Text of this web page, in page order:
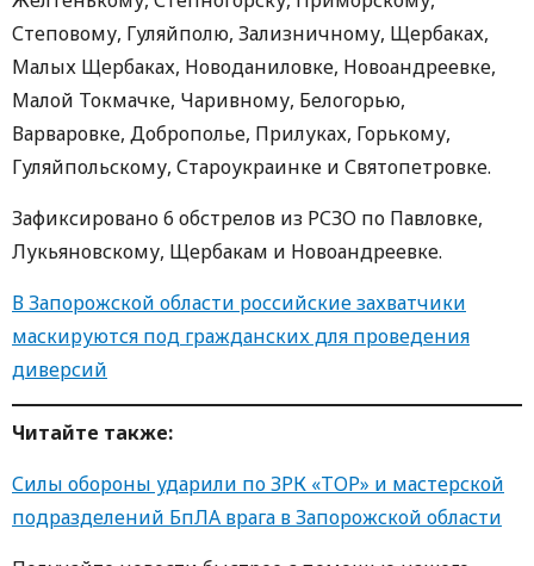
Степовому, Гуляйполю, Зализничному, Щербаках,
Малых Щербаках, Новоданиловке, Новоандреевке,
Малой Токмачке, Чаривному, Белогорью,
Варваровке, Доброполье, Прилуках, Горькому,
Гуляйпольскому, Староукраинке и Святопетровке.
Зафиксировано 6 обстрелов из РСЗО по Павловке,
Лукьяновскому, Щербакам и Новоандреевке.
В Запорожской области российские захватчики
маскируются под гражданских для проведения
диверсий
Читайте также:
Силы обороны ударили по ЗРК «ТОР» и мастерской
подразделений БпЛА врага в Запорожской области